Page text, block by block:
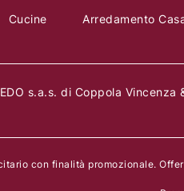
Cucine Arredamento
s.a.s. di Coppola
con finalità promozionale.